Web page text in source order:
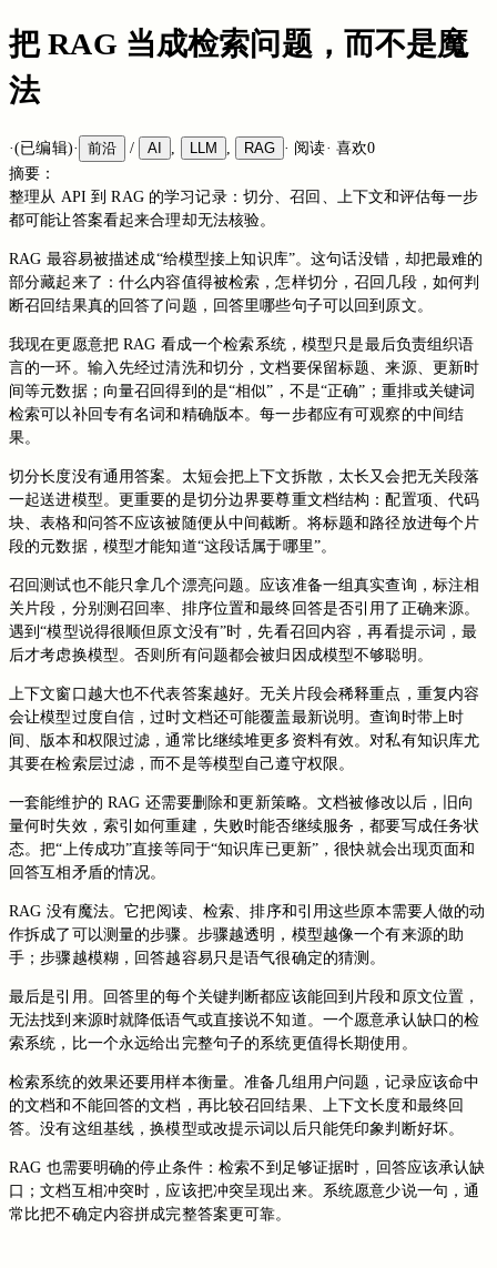
把 RAG 当成检索问题，而不是魔
法
·(已编辑)· 前沿 / AI LLM RAG · 阅读· 喜欢0
摘要：
整理从 API 到 RAG 的学习记录：切分、召回、上下文和评估每一步
都可能让答案看起来合理却无法核验。
RAG 最容易被描述成“给模型接上知识库”。这句话没错，却把最难的
部分藏起来了：什么内容值得被检索，怎样切分，召回几段，如何判
断召回结果真的回答了问题，回答里哪些句子可以回到原文。
我现在更愿意把 RAG 看成一个检索系统，模型只是最后负责组织语
言的一环。输入先经过清洗和切分，文档要保留标题、来源、更新时
间等元数据；向量召回得到的是“相似”，不是“正确”；重排或关键词
检索可以补回专有名词和精确版本。每一步都应有可观察的中间结
果。
切分长度没有通用答案。太短会把上下文拆散，太长又会把无关段落
一起送进模型。更重要的是切分边界要尊重文档结构：配置项、代码
块、表格和问答不应该被随便从中间截断。将标题和路径放进每个片
段的元数据，模型才能知道“这段话属于哪里”。
召回测试也不能只拿几个漂亮问题。应该准备一组真实查询，标注相
关片段，分别测召回率、排序位置和最终回答是否引用了正确来源。
遇到“模型说得很顺但原文没有”时，先看召回内容，再看提示词，最
后才考虑换模型。否则所有问题都会被归因成模型不够聪明。
上下文窗口越大也不代表答案越好。无关片段会稀释重点，重复内容
会让模型过度自信，过时文档还可能覆盖最新说明。查询时带上时
间、版本和权限过滤，通常比继续堆更多资料有效。对私有知识库尤
其要在检索层过滤，而不是等模型自己遵守权限。
一套能维护的 RAG 还需要删除和更新策略。文档被修改以后，旧向
量何时失效，索引如何重建，失败时能否继续服务，都要写成任务状
态。把“上传成功”直接等同于“知识库已更新”，很快就会出现页面和
回答互相矛盾的情况。
RAG 没有魔法。它把阅读、检索、排序和引用这些原本需要人做的动
作拆成了可以测量的步骤。步骤越透明，模型越像一个有来源的助
手；步骤越模糊，回答越容易只是语气很确定的猜测。
最后是引用。回答里的每个关键判断都应该能回到片段和原文位置，
无法找到来源时就降低语气或直接说不知道。一个愿意承认缺口的检
索系统，比一个永远给出完整句子的系统更值得长期使用。
检索系统的效果还要用样本衡量。准备几组用户问题，记录应该命中
的文档和不能回答的文档，再比较召回结果、上下文长度和最终回
答。没有这组基线，换模型或改提示词以后只能凭印象判断好坏。
RAG 也需要明确的停止条件：检索不到足够证据时，回答应该承认缺
口；文档互相冲突时，应该把冲突呈现出来。系统愿意少说一句，通
常比把不确定内容拼成完整答案更可靠。